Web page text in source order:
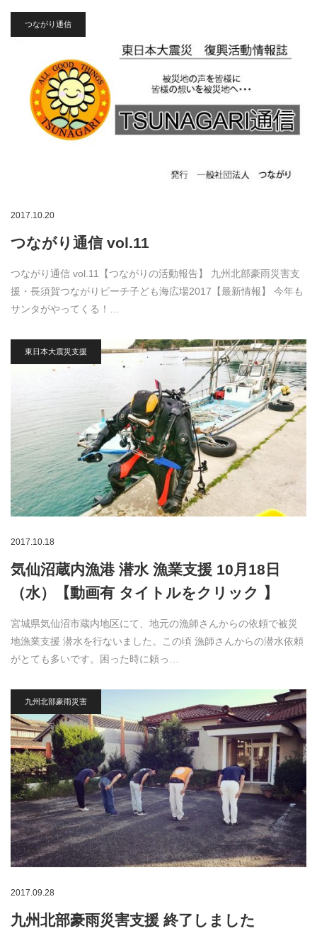
つながり通信
2017.10.20
つながり通信 vol.11
つながり通信 vol.11【つながりの活動報告】 九州北部豪雨災害支
援・長須賀つながりビーチ子ども海広場2017【最新情報】 今年も
サンタがやってくる！…
東日本大震災支援
2017.10.18
気仙沼蔵内漁港 潜水 漁業支援 10月18日
（水）【動画有 タイトルをクリック 】
宮城県気仙沼市蔵内地区にて、地元の漁師さんからの依頼で被災
地漁業支援 潜水を行ないました。この頃 漁師さんからの潜水依頼
がとても多いです。困った時に頼っ…
九州北部豪雨災害
2017.09.28
九州北部豪雨災害支援 終了しました